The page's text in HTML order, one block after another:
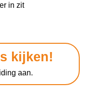
in zit
kijken!
aan.